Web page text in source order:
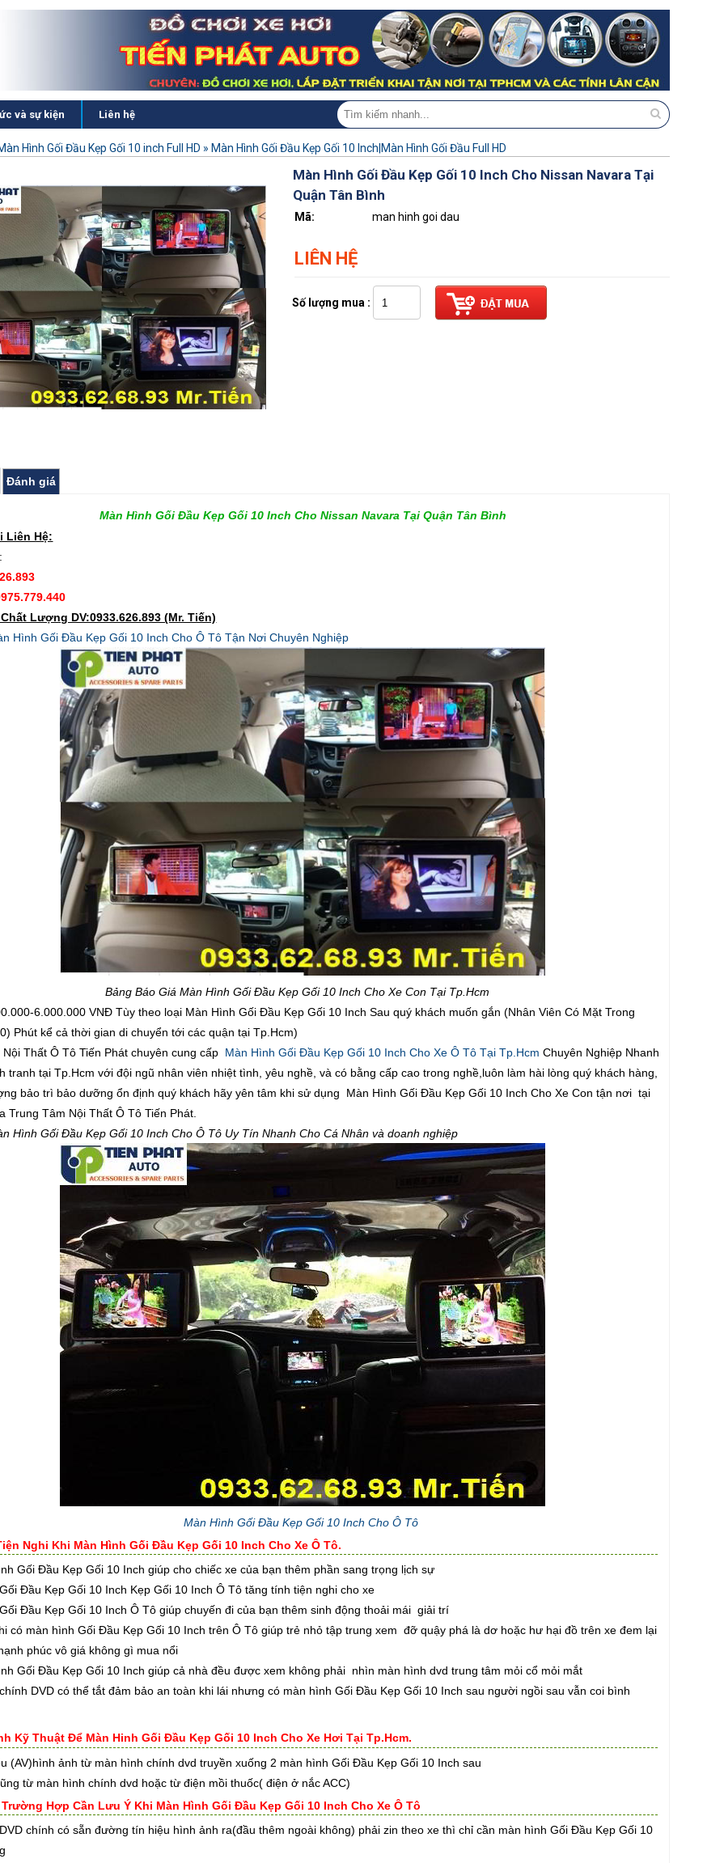
và sự kiện Liên hệ
Hình Gối Đầu Kẹp Gối 10 inch Full HD » Màn Hình Gối Đầu Kẹp Gối 10 Inch|Màn Hình Gối Đầu Full HD
Màn Hình Gối Đầu Kẹp Gối 10 Inch Cho Nissan Navara Tại
Quận Tân Bình
Mã: man hinh goi dau
LIÊN HỆ
Số lượng mua :
Đánh giá
Màn Hình Gối Đầu Kẹp Gối 10 Inch Cho Nissan Navara Tại Quận Tân Bình
Liên Hệ:
Lượng DV:0933.626.893 (Mr. Tiến)
Hình Gối Đầu Kẹp Gối 10 Inch Cho Ô Tô Tận Nơi Chuyên Nghiệp
Bảng Báo Giá Màn Hình Gối Đầu Kẹp Gối 10 Inch Cho Xe Con Tại Tp.Hcm
6.000.000 VNĐ Tùy theo loại Màn Hình Gối Đầu Kẹp Gối 10 Inch Sau quý khách muốn gắn (Nhân Viên Có Mặt Trong
Phút kể cả thời gian di chuyển tới các quận tại Tp.Hcm)
Nội Thất Ô Tô Tiến Phát chuyên cung cấp Màn Hình Gối Đầu Kẹp Gối 10 Inch Cho Xe Ô Tô Tại Tp.Hcm Chuyên Nghiệp Nhanh
tranh tại Tp.Hcm với đội ngũ nhân viên nhiệt tình, yêu nghề, và có bằng cấp cao trong nghề,luôn làm hài lòng quý khách hàng,
bảo trì bảo dưỡng ổn định quý khách hãy yên tâm khi sử dụng Màn Hình Gối Đầu Kẹp Gối 10 Inch Cho Xe Con tận nơi tại
Trung Tâm Nội Thất Ô Tô Tiến Phát.
Hình Gối Đầu Kẹp Gối 10 Inch Cho Ô Tô Uy Tín Nhanh Cho Cá Nhân và doanh nghiệp
Màn Hình Gối Đầu Kẹp Gối 10 Inch Cho Ô Tô
Nghi Khi Màn Hình Gối Đầu Kẹp Gối 10 Inch Cho Xe Ô Tô.
Gối Đầu Kẹp Gối 10 Inch giúp cho chiếc xe của bạn thêm phần sang trọng lịch sự
Đầu Kẹp Gối 10 Inch Kẹp Gối 10 Inch Ô Tô tăng tính tiện nghi cho xe
Đầu Kẹp Gối 10 Inch Ô Tô giúp chuyến đi của bạn thêm sinh động thoải mái giải trí
có màn hình Gối Đầu Kẹp Gối 10 Inch trên Ô Tô giúp trẻ nhỏ tập trung xem đỡ quậy phá là dơ hoặc hư hại đồ trên xe đem lại
phúc vô giá không gì mua nổi
Gối Đầu Kẹp Gối 10 Inch giúp cả nhà đều được xem không phải nhìn màn hình dvd trung tâm mỏi cổ mỏi mắt
DVD có thể tắt đảm bảo an toàn khi lái nhưng có màn hình Gối Đầu Kẹp Gối 10 Inch sau người ngồi sau vẫn coi bình
Kỹ Thuật Để Màn Hinh Gối Đầu Kẹp Gối 10 Inch Cho Xe Hơi Tại Tp.Hcm.
(AV)hình ảnh từ màn hình chính dvd truyền xuống 2 màn hình Gối Đầu Kẹp Gối 10 Inch sau
từ màn hình chính dvd hoặc từ điện mồi thuốc( điện ở nắc ACC)
Hợp Cần Lưu Ý Khi Màn Hình Gối Đầu Kẹp Gối 10 Inch Cho Xe Ô Tô
chính có sẵn đường tín hiệu hình ảnh ra(đầu thêm ngoài không) phải zin theo xe thì chỉ cần màn hình Gối Đầu Kẹp Gối 10